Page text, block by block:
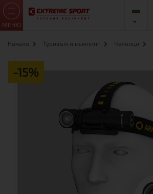
МЕНЮ
Начало Туризъм и къмпинг Челници
-15%